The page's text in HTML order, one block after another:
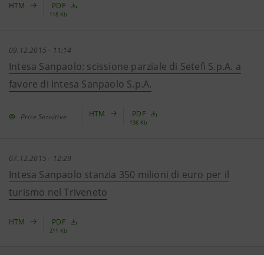
HTM PDF
118 Kb
09.12.2015 - 11:14
Intesa Sanpaolo: scissione parziale di Setefi S.p.A. a
favore di Intesa Sanpaolo S.p.A.
Price Sensitive HTM PDF
136 Kb
07.12.2015 - 12:29
Intesa Sanpaolo stanzia 350 milioni di euro per il
turismo nel Triveneto
HTM PDF
211 Kb